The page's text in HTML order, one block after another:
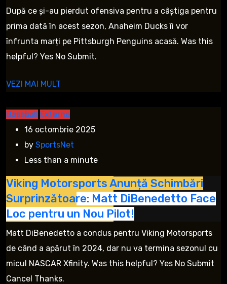
După ce și-au pierdut ofensiva pentru a câștiga pentru
prima dată în acest sezon, Anaheim Ducks îi vor
înfrunta marți pe Pittsburgh Penguins acasă. Was this
helpful? Yes No Submit.
VEZI MAI MULT
Baseball Externe
16 octombrie 2025
by SportsNet
Less than a minute
Viking Motorsports Anunță Schimbări
Surprinzătoare: Matt DiBenedetto Face
Loc pentru un Nou Pilot!
Matt DiBenedetto a condus pentru Viking Motorsports
de când a apărut în 2024, dar nu va termina sezonul cu
micul NASCAR Xfinity. Was this helpful? Yes No Submit
Cancel Thanks.